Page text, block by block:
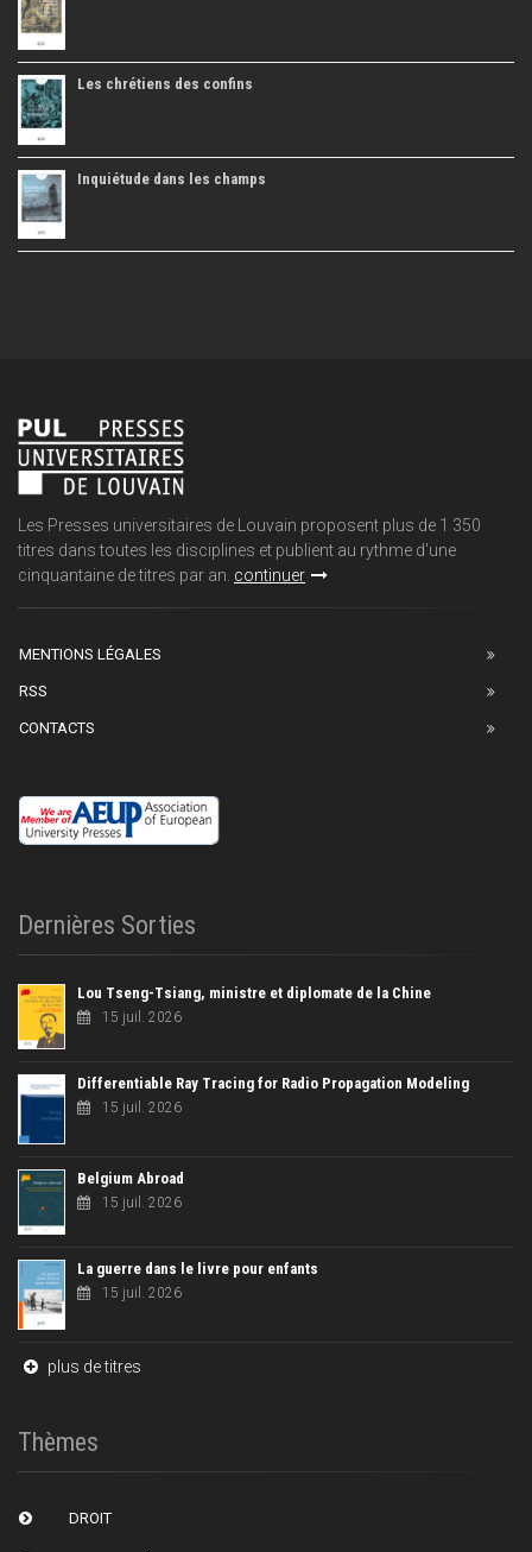
Les chrétiens des confins
Inquiétude dans les champs
Les Presses universitaires de Louvain proposent plus de 1 350
titres dans toutes les disciplines et publient au rythme d'une
cinquantaine de titres par an. continuer
MENTIONS LÉGALES
RSS
CONTACTS
Dernières Sorties
Lou Tseng-Tsiang, ministre et diplomate de la Chine
15 juil. 2026
Differentiable Ray Tracing for Radio Propagation Modeling
15 juil. 2026
Belgium Abroad
15 juil. 2026
La guerre dans le livre pour enfants
15 juil. 2026
plus de titres
Thèmes
DROIT